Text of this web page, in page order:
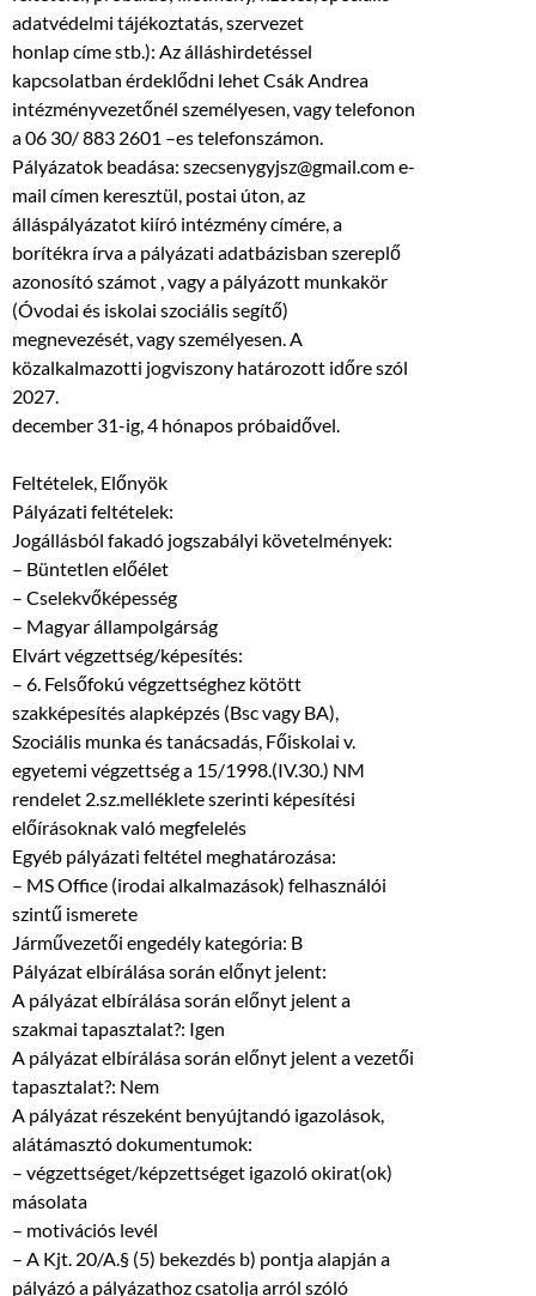
adatvédelmi tájékoztatás, szervezet
honlap címe stb.): Az álláshirdetéssel
kapcsolatban érdeklődni lehet Csák Andrea
intézményvezetőnél személyesen, vagy telefonon
a 06 30/ 883 2601 –es telefonszámon.
Pályázatok beadása: szecsenygyjsz@gmail.com e-
mail címen keresztül, postai úton, az
álláspályázatot kiíró intézmény címére, a
borítékra írva a pályázati adatbázisban szereplő
azonosító számot , vagy a pályázott munkakör
(Óvodai és iskolai szociális segítő)
megnevezését, vagy személyesen. A
közalkalmazotti jogviszony határozott időre szól
2027.
december 31-ig, 4 hónapos próbaidővel.
Feltételek, Előnyök
Pályázati feltételek:
Jogállásból fakadó jogszabályi követelmények:
– Büntetlen előélet
– Cselekvőképesség
– Magyar állampolgárság
Elvárt végzettség/képesítés:
– 6. Felsőfokú végzettséghez kötött
szakképesítés alapképzés (Bsc vagy BA),
Szociális munka és tanácsadás, Főiskolai v.
egyetemi végzettség a 15/1998.(IV.30.) NM
rendelet 2.sz.melléklete szerinti képesítési
előírásoknak való megfelelés
Egyéb pályázati feltétel meghatározása:
– MS Office (irodai alkalmazások) felhasználói
szintű ismerete
Járművezetői engedély kategória: B
Pályázat elbírálása során előnyt jelent:
A pályázat elbírálása során előnyt jelent a
szakmai tapasztalat?: Igen
A pályázat elbírálása során előnyt jelent a vezetői
tapasztalat?: Nem
A pályázat részeként benyújtandó igazolások,
alátámasztó dokumentumok:
– végzettséget/képzettséget igazoló okirat(ok)
másolata
– motivációs levél
– A Kjt. 20/A.§ (5) bekezdés b) pontja alapján a
pályázó a pályázathoz csatolja arról szóló